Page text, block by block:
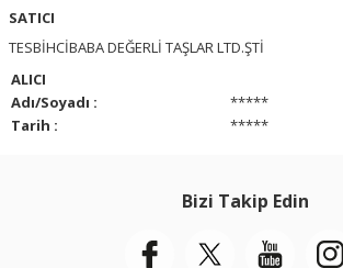
SATICI
TESBİHCİBABA DEĞERLİ TAŞLAR LTD.ŞTİ
ALICI
Adı/Soyadı :
*****
Tarih :
*****
Bizi Takip Edin